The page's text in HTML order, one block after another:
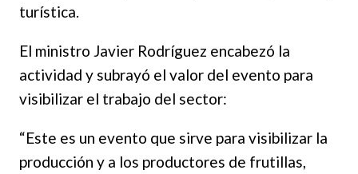
turística.
El ministro Javier Rodríguez encabezó la
actividad y subrayó el valor del evento para
visibilizar el trabajo del sector:
“Este es un evento que sirve para visibilizar la
producción y a los productores de frutillas,